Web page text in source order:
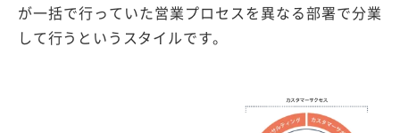
が一括で行っていた営業プロセスを異なる部署で分業
して行うというスタイルです。